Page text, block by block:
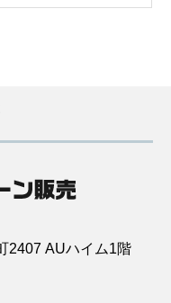
2407 AUハイム1階